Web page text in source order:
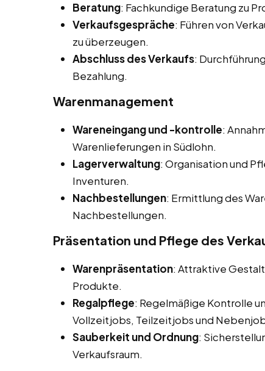
Beratung: Fachkundige Beratung zu
Verkaufsgespräche: Führen von
zu überzeugen.
Abschluss des Verkaufs:
Bezahlung.
Warenmanagement
Wareneingang und -kontrolle:
Warenlieferungen in Südlohn.
Lagerverwaltung: Organisation und
Inventuren.
Nachbestellungen: Ermittlung des
Nachbestellungen.
Präsentation und Pflege des
Warenpräsentation: Attraktive
Produkte.
Regalpflege: Regelmäßige Kontrolle
Vollzeitjobs, Teilzeitjobs und
Sauberkeit und Ordnung:
Verkaufsraum.